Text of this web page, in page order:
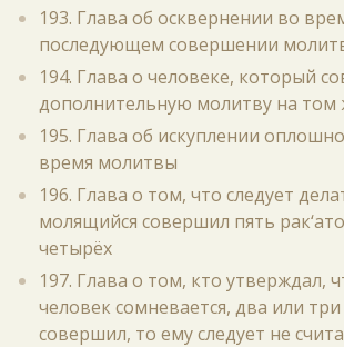
193. Глава об осквернении во
последующем совершении
194. Глава о человеке, который
дополнительную молитву на том
195. Глава об искуплении
время молитвы
196. Глава о том, что следует
молящийся совершил пять
четырёх
197. Глава о том, кто утверждал,
человек сомневается, два или
совершил, то ему следует не